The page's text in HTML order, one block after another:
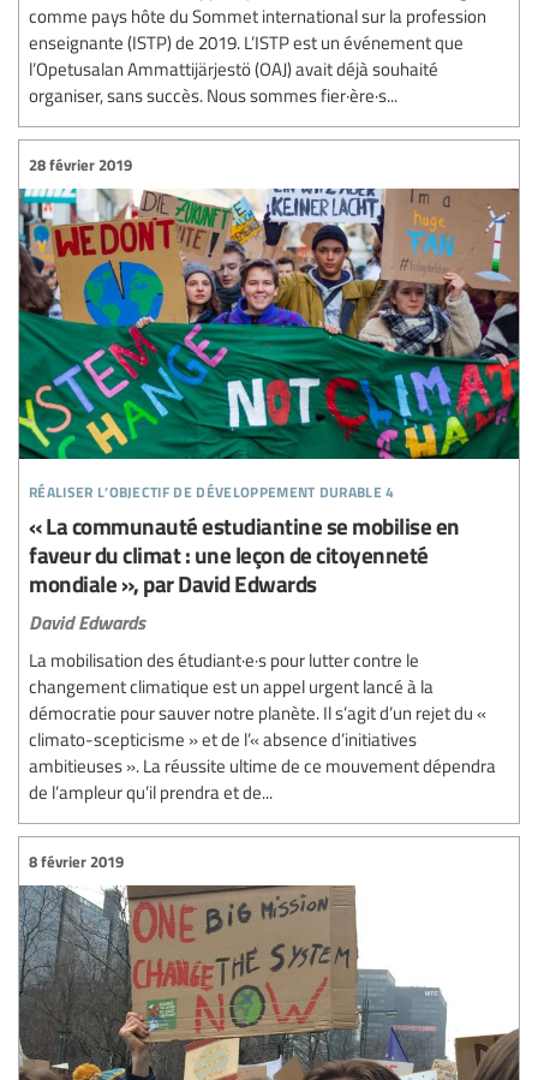
comme pays hôte du Sommet international sur la profession
enseignante (ISTP) de 2019. L’ISTP est un événement que
l’Opetusalan Ammattijärjestö (OAJ) avait déjà souhaité
organiser, sans succès. Nous sommes fier·ère·s...
réaliser l’objectif de développement durable 4
28 février 2019
« La communauté estudiantine se mobilise en
faveur du climat : une leçon de citoyenneté
mondiale », par David Edwards
David Edwards
La mobilisation des étudiant·e·s pour lutter contre le
changement climatique est un appel urgent lancé à la
démocratie pour sauver notre planète. Il s’agit d’un rejet du «
climato-scepticisme » et de l’« absence d’initiatives
ambitieuses ». La réussite ultime de ce mouvement dépendra
de l’ampleur qu’il prendra et de...
8 février 2019